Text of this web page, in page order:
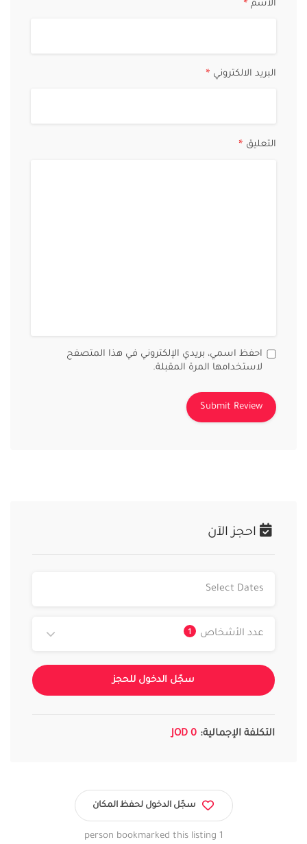
الاسم *
البريد الالكتروني *
التعليق *
احفظ اسمي، بريدي الإلكتروني في هذا المتصفح
لاستخدامها المرة المقبلة.
احجز الآن
عدد الأشخاص 1
سجّل الدخول للحجز
التكلفة الإجمالية: 0 JOD
سجّل الدخول لحفظ المكان
1 person bookmarked this listing